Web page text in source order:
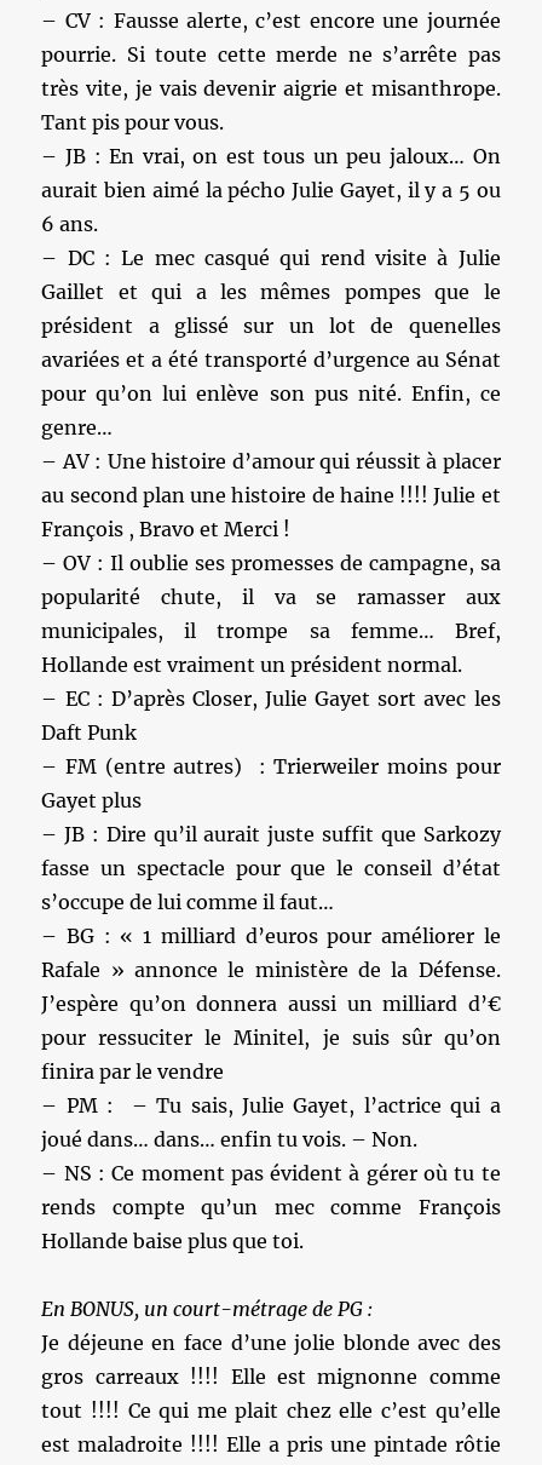
– CV : Fausse alerte, c’est encore une journée
pourrie. Si toute cette merde ne s’arrête pas
très vite, je vais devenir aigrie et misanthrope.
Tant pis pour vous.
– JB : En vrai, on est tous un peu jaloux… On
aurait bien aimé la pécho Julie Gayet, il y a 5 ou
6 ans.
– DC : Le mec casqué qui rend visite à Julie
Gaillet et qui a les mêmes pompes que le
président a glissé sur un lot de quenelles
avariées et a été transporté d’urgence au Sénat
pour qu’on lui enlève son pus nité. Enfin, ce
genre…
– AV : Une histoire d’amour qui réussit à placer
au second plan une histoire de haine !!!! Julie et
François , Bravo et Merci !
– OV : Il oublie ses promesses de campagne, sa
popularité chute, il va se ramasser aux
municipales, il trompe sa femme… Bref,
Hollande est vraiment un président normal.
– EC : D’après Closer, Julie Gayet sort avec les
Daft Punk
– FM (entre autres) : Trierweiler moins pour
Gayet plus
– JB : Dire qu’il aurait juste suffit que Sarkozy
fasse un spectacle pour que le conseil d’état
s’occupe de lui comme il faut…
– BG : « 1 milliard d’euros pour améliorer le
Rafale » annonce le ministère de la Défense.
J’espère qu’on donnera aussi un milliard d’€
pour ressuciter le Minitel, je suis sûr qu’on
finira par le vendre
– PM : – Tu sais, Julie Gayet, l’actrice qui a
joué dans… dans… enfin tu vois. – Non.
– NS : Ce moment pas évident à gérer où tu te
rends compte qu’un mec comme François
Hollande baise plus que toi.
En BONUS, un court-métrage de PG :
Je déjeune en face d’une jolie blonde avec des
gros carreaux !!!! Elle est mignonne comme
tout !!!! Ce qui me plait chez elle c’est qu’elle
est maladroite !!!! Elle a pris une pintade rôtie